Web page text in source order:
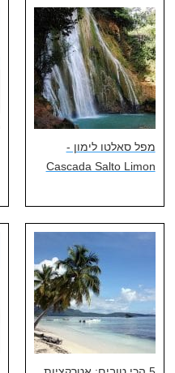
מפל סאלטו לימון -
Cascada Salto Limon